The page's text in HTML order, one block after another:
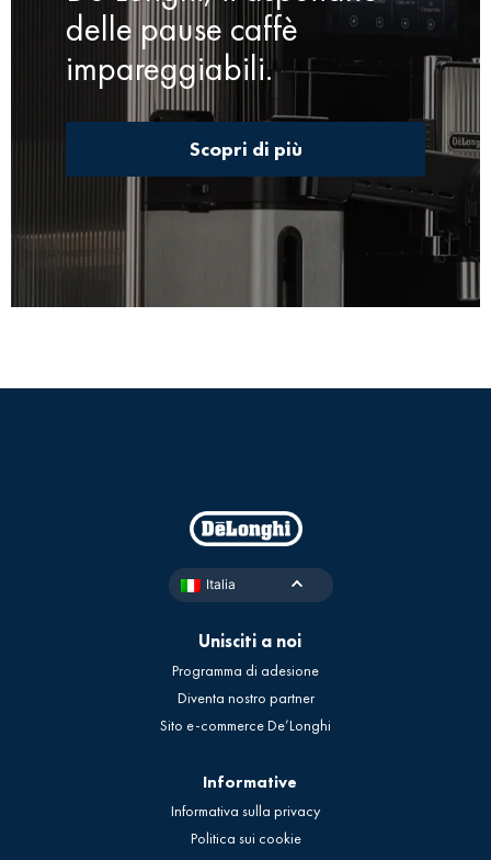
delle pause caffè
impareggiabili.
Scopri di più
Italia
Unisciti a noi
Programma di adesione
Diventa nostro partner
Sito e-commerce De’Longhi
Informative
Informativa sulla privacy
Politica sui cookie